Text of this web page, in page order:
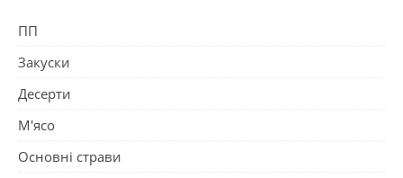
ПП
Закуски
Десерти
М'ясо
Основні страви